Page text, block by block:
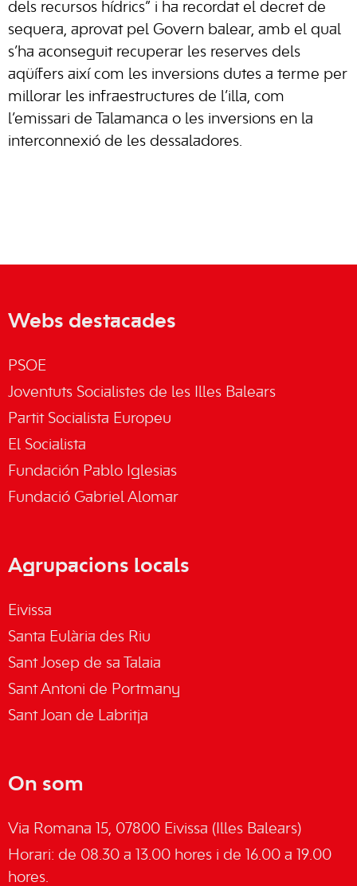
dels recursos hídrics” i ha recordat el decret de
sequera, aprovat pel Govern balear, amb el qual
s’ha aconseguit recuperar les reserves dels
aqüífers així com les inversions dutes a terme per
millorar les infraestructures de l’illa, com
l’emissari de Talamanca o les inversions en la
interconnexió de les dessaladores.
Webs destacades
PSOE
Joventuts Socialistes de les Illes Balears
Partit Socialista Europeu
El Socialista
Fundación Pablo Iglesias
Fundació Gabriel Alomar
Agrupacions locals
Eivissa
Santa Eulària des Riu
Sant Josep de sa Talaia
Sant Antoni de Portmany
Sant Joan de Labritja
On som
Via Romana 15, 07800 Eivissa (Illes Balears)
Horari: de 08.30 a 13.00 hores i de 16.00 a 19.00
hores.